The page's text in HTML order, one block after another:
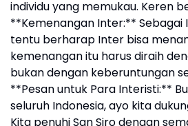
individu yang memukau. Keren
**Kemenangan Inter:** Sebagai
tentu berharap Inter bisa
kemenangan itu harus diraih
bukan dengan keberuntungan
**Pesan untuk Para Interisti:**
seluruh Indonesia, ayo kita
Kita penuhi San Siro dengan